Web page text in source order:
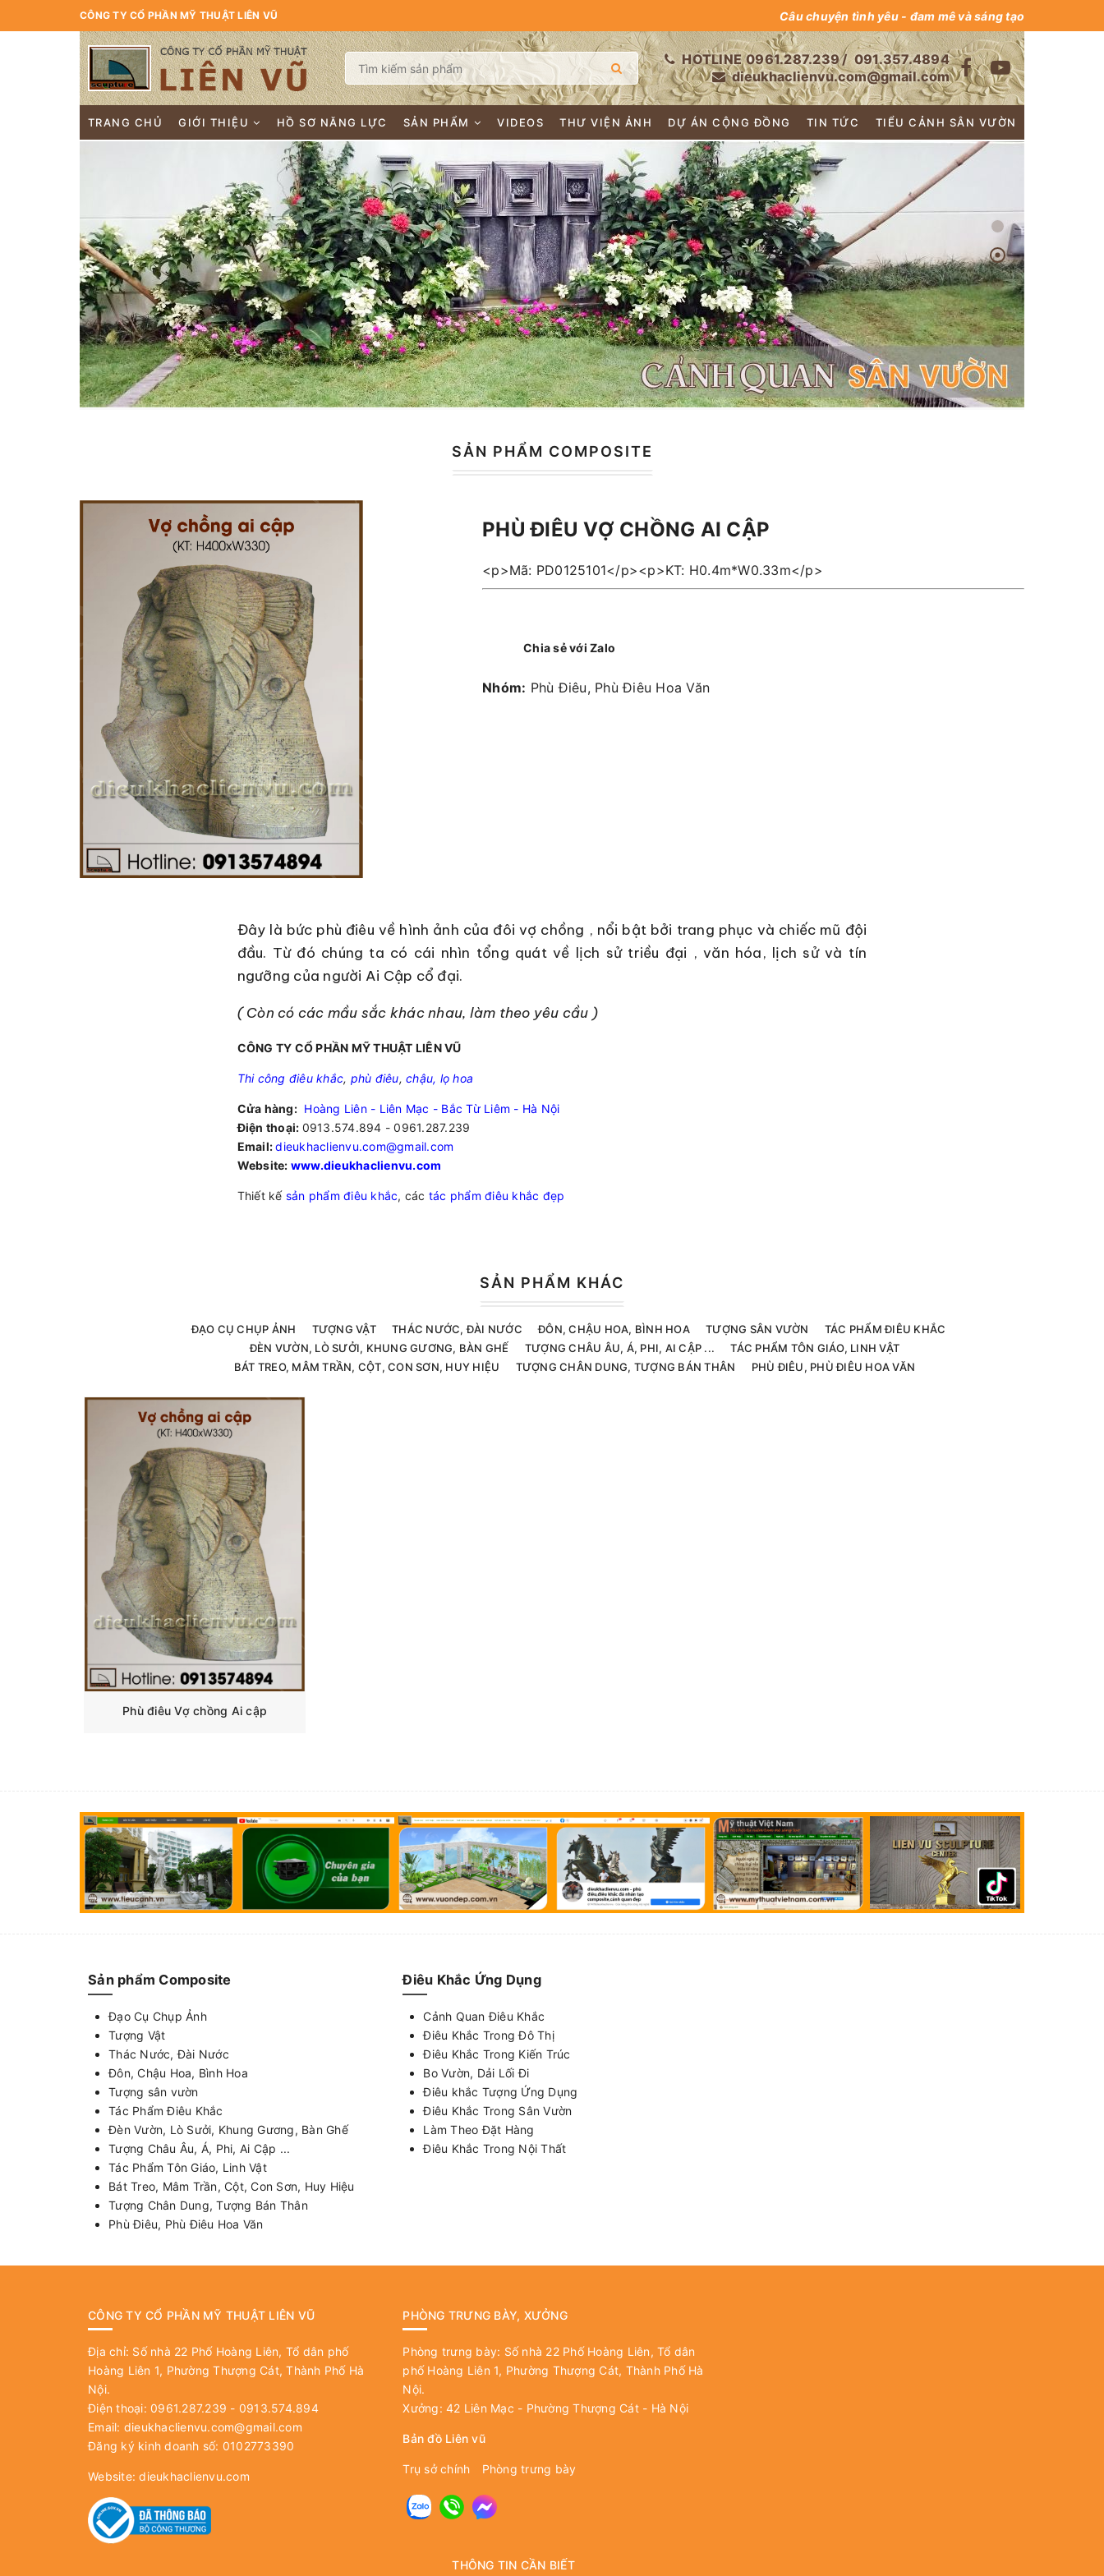
CÔNG TY CỔ PHẦN MỸ THUẬT LIÊN VŨ Câu chuyện tình yêu - đam mê và sáng tạo
HOTLINE 0961.287.239/ 091.357.4894
dieukhaclienvu.com@gmail.com
TRANG CHỦ GIỚI THIỆU HỒ SƠ NĂNG LỰC SẢN PHẨM VIDEOS THƯ VIỆN ẢNH DỰ ÁN CỘNG ĐỒNG TIN TỨC TIỂU CẢNH SÂN VƯỜN
SẢN PHẨM COMPOSITE
PHÙ ĐIÊU VỢ CHỒNG AI CẬP
<p>Mã: PD0125101</p><p>KT: H0.4m*W0.33m</p>
Chia sẻ với Zalo
Nhóm: Phù Điêu, Phù Điêu Hoa Văn
Đây là bức phù điêu về hình ảnh của đôi vợ chồng , nổi bật bởi trang phục và chiếc mũ đội
đầu. Từ đó chúng ta có cái nhìn tổng quát về lịch sử triều đại , văn hóa, lịch sử và tín
ngưỡng của người Ai Cập cổ đại.
( Còn có các mầu sắc khác nhau, làm theo yêu cầu )
CÔNG TY CỔ PHẦN MỸ THUẬT LIÊN VŨ
Thi công điêu khắc, phù điêu, chậu, lọ hoa
Cửa hàng: Hoàng Liên - Liên Mạc - Bắc Từ Liêm - Hà Nội
Điện thoại: 0913.574.894 - 0961.287.239
Email:dieukhaclienvu.com@gmail.com
Website: www.dieukhaclienvu.com
Thiết kế sản phẩm điêu khắc, các tác phẩm điêu khắc đẹp
SẢN PHẨM KHÁC
ĐẠO CỤ CHỤP ẢNH TƯỢNG VẬT THÁC NƯỚC, ĐÀI NƯỚC ĐÔN, CHẬU HOA, BÌNH HOA TƯỢNG SÂN VƯỜN
TÁC PHẨM ĐIÊU KHẮC
ĐÈN VƯỜN, LÒ SƯỞI, KHUNG GƯƠNG, BÀN GHẾ
TƯỢNG CHÂU ÂU, Á, PHI, AI CẬP ...
TÁC PHẨM TÔN GIÁO, LINH VẬT
BÁT TREO, MÂM TRẦN, CỘT, CON SƠN, HUY HIỆU
TƯỢNG CHÂN DUNG, TƯỢNG BÁN THÂN PHÙ ĐIÊU, PHÙ ĐIÊU HOA VĂN
Phù điêu Vợ chồng Ai cập
Sản phẩm Composite
Đạo Cụ Chụp Ảnh
Tượng Vật
Thác Nước, Đài Nước
Đôn, Chậu Hoa, Bình Hoa
Tượng sân vườn
Tác Phẩm Điêu Khắc
Đèn Vườn, Lò Sưởi, Khung Gương, Bàn Ghế
Tượng Châu Âu, Á, Phi, Ai Cập ...
Tác Phẩm Tôn Giáo, Linh Vật
Bát Treo, Mâm Trần, Cột, Con Sơn, Huy Hiệu
Tượng Chân Dung, Tượng Bán Thân
Phù Điêu, Phù Điêu Hoa Văn
Điêu Khắc Ứng Dụng
Cảnh Quan Điêu Khắc
Điêu Khắc Trong Đô Thị
Điêu Khắc Trong Kiến Trúc
Bo Vườn, Dải Lối Đi
Điêu khắc Tượng Ứng Dụng
Điêu Khắc Trong Sân Vườn
Làm Theo Đặt Hàng
Điêu Khắc Trong Nội Thất
CÔNG TY CỔ PHẦN MỸ THUẬT LIÊN VŨ
Địa chỉ: Số nhà 22 Phố Hoàng Liên, Tổ dân phố
Hoàng Liên 1, Phường Thượng Cát, Thành Phố Hà
Nội.
Điện thoại: 0961.287.239 - 0913.574.894
Email: dieukhaclienvu.com@gmail.com
Đăng ký kinh doanh số: 0102773390
Website:dieukhaclienvu.com
PHÒNG TRƯNG BÀY, XƯỞNG
Phòng trưng bày: Số nhà 22 Phố Hoàng Liên, Tổ dân
phố Hoàng Liên 1, Phường Thượng Cát, Thành Phố Hà
Nội.
Xưởng: 42 Liên Mạc - Phường Thượng Cát - Hà Nội
Bản đồ Liên vũ
Trụ sở chính Phòng trưng bày
THÔNG TIN CẦN BIẾT